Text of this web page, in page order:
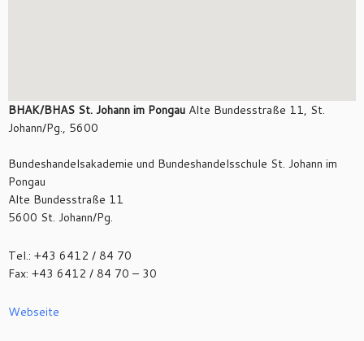
BHAK/BHAS St. Johann im Pongau Alte Bundesstraße 11, St.
Johann/Pg., 5600
Bundeshandelsakademie und Bundeshandelsschule St. Johann im
Pongau
Alte Bundesstraße 11
5600 St. Johann/Pg.
Tel.: +43 6412 / 84 70
Fax: +43 6412 / 84 70 – 30
Webseite